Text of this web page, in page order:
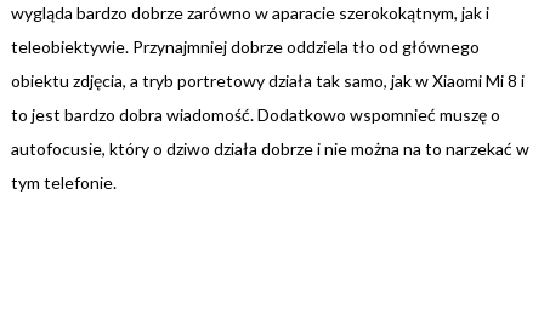
wygląda bardzo dobrze zarówno w aparacie szerokokątnym, jak i
teleobiektywie. Przynajmniej dobrze oddziela tło od głównego
obiektu zdjęcia, a tryb portretowy działa tak samo, jak w Xiaomi Mi 8 i
to jest bardzo dobra wiadomość. Dodatkowo wspomnieć muszę o
autofocusie, który o dziwo działa dobrze i nie można na to narzekać w
tym telefonie.